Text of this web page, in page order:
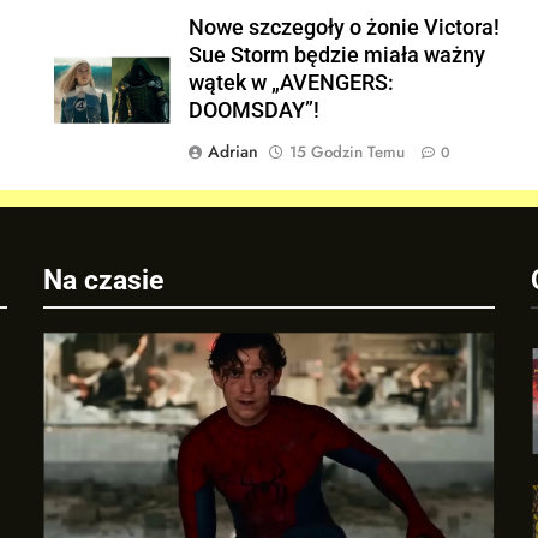
Nowe szczegoły o żonie Victora!
Sue Storm będzie miała ważny
wątek w „AVENGERS:
DOOMSDAY”!
Adrian
15 Godzin Temu 0
Na czasie